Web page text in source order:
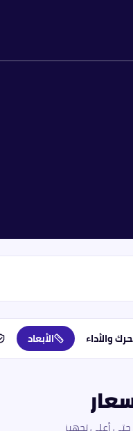
والأداء الأبعاد